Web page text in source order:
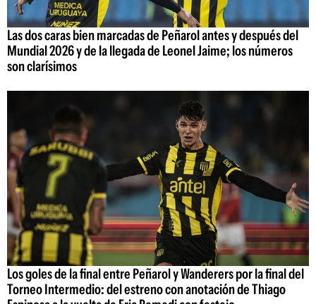
Las dos caras bien marcadas de Peñarol antes y después del
Mundial 2026 y de la llegada de Leonel Jaime; los números
son clarísimos
Los goles de la final entre Peñarol y Wanderers por la final del
Torneo Intermedio: del estreno con anotación de Thiago